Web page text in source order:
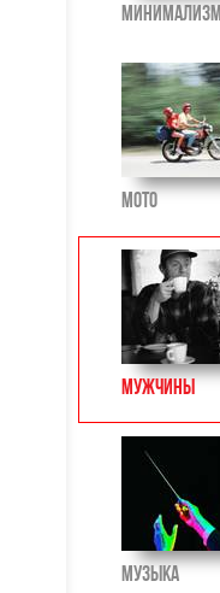
Минимализм
Мото
Мужчины
Музыка